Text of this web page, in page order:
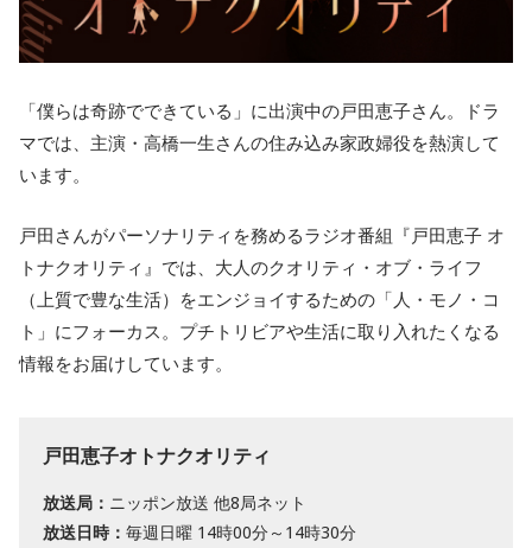
「僕らは奇跡でできている」に出演中の戸田恵子さん。ドラ
マでは、主演・高橋一生さんの住み込み家政婦役を熱演して
います。
戸田さんがパーソナリティを務めるラジオ番組『戸田恵子 オ
トナクオリティ』では、大人のクオリティ・オブ・ライフ
（上質で豊な生活）をエンジョイするための「人・モノ・コ
ト」にフォーカス。プチトリビアや生活に取り入れたくなる
情報をお届けしています。
戸田恵子オトナクオリティ
放送局： ニッポン放送 他8局ネット
放送日時： 毎週日曜 14時00分～14時30分